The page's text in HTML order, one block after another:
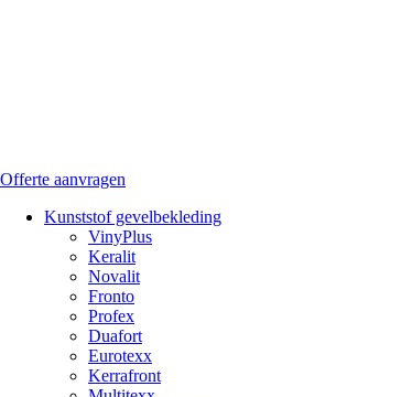
Offerte aanvragen
Kunststof gevelbekleding
VinyPlus
Keralit
Novalit
Fronto
Profex
Duafort
Eurotexx
Kerrafront